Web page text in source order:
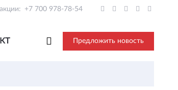
+7 700 978-78-54
Предложить новость